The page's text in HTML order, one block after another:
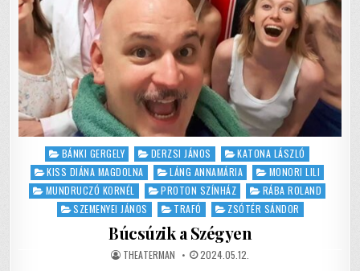
Posted
in
BÁNKI GERGELY DERZSI JÁNOS
KATONA LÁSZLÓ
KISS DIÁNA MAGDOLNA
LÁNG ANNAMÁRIA
MONORI LILI
MUNDRUCZÓ KORNÉL
PROTON SZÍNHÁZ
RÁBA ROLAND
SZEMENYEI JÁNOS
TRAFÓ ZSÓTÉR SÁNDOR
Búcsúzik a Szégyen
AUTHOR:
THEATERMAN PUBLISHED
DATE:
2024.05.12.